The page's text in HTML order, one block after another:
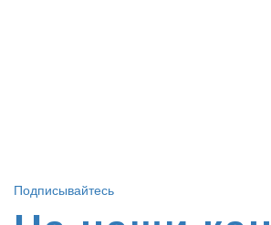
Подписывайтесь